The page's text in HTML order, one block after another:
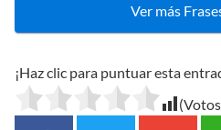
Ver más
¡Haz clic para puntuar esta